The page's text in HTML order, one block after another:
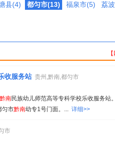
县(4) 都匀市(13) 福泉市(5) 荔
收服务站 贵州,黔南,都匀市
黔南民族幼儿师范高等专科学校乐收服务站
匀市黔南幼专1号门面。... 详细>>
市